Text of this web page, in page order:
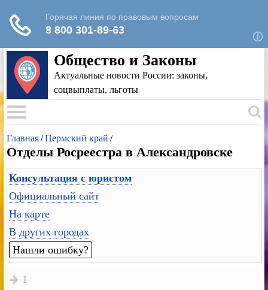
Общество и Законы
Актуальные новости России: законы,
соцвыплаты, льготы
Главная/Пермский край /
Отделы Росреестра в Александровске
Консультация с юристом
Официальный сайт
На карте
В других городах
Нашли ошибку?
1
Для любых предложений по сайту: rk-
reestr@cp9.ru